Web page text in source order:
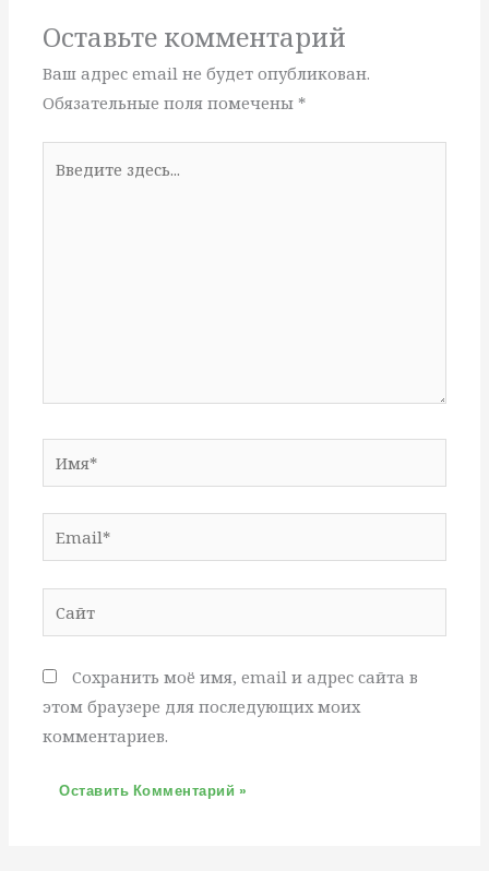
Оставьте комментарий
Ваш адрес email не будет опубликован.
Обязательные поля помечены *
здесь...
Email*
Сохранить моё имя, email и адрес сайта в
этом браузере для последующих моих
комментариев.